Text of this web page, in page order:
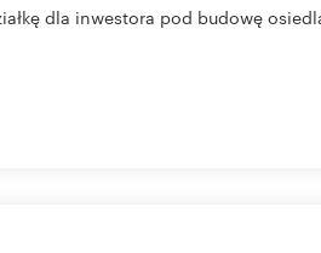
dla inwestora pod budowę